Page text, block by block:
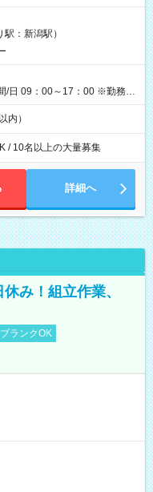
（休憩1時間） 時給1,300円
当日の役割により時給＋100
（休憩なし） 時給1,300
円＋交通費 【試用期
：新潟駅）
/日 09：00～17：00 ※勤務時
内）
/ 10名以上の大量募集
詳細へ
み！組立作業、
ブランクOK